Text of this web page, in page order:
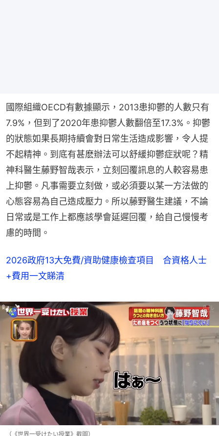
國際組織OECD有數據顯示，2013患抑鬱的人數只有
7.9%，但到了2020年患抑鬱人數翻倍至17.3%。抑鬱
的狀態如果長期持續會對日常生活造成影響，令人提
不起精神。到底有甚麽辦法可以舒緩抑鬱症狀呢？精
神科醫生藤野智哉表示，立刻回覆訊息的人較容易患
上抑鬱。凡事需要立刻做，或必須要以某一方法做的
心態容易為自己造成壓力。所以藤野醫生建議，不論
日常或是工作上都應該學會延遲回覆，給自己慢慢考
慮的時間。
2026政府13大免費/資助健康檢查項目 合資格人士
+費用一文睇清
（《世界一受けたい授業》截圖）